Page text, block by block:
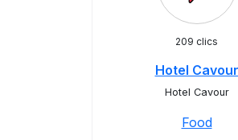
209 clics
Hotel Cavour
Hotel Cavour
Food